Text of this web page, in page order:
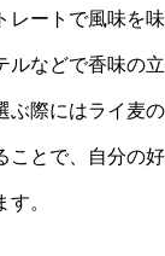
レートで風味を
ルなどで香味の
ぶ際にはライ麦
ことで、自分の
。